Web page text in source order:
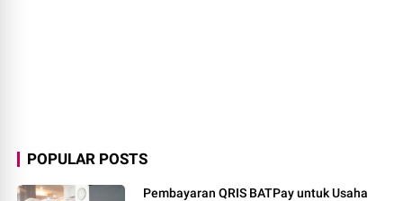
POPULAR POSTS
Pembayaran QRIS BATPay untuk Usaha